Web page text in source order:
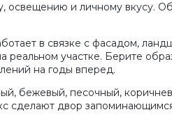
освещению и личному вкусу.
в связке с фасадом,
участке. Берите
на годы вперед.
бежевый, песочный,
сделают двор